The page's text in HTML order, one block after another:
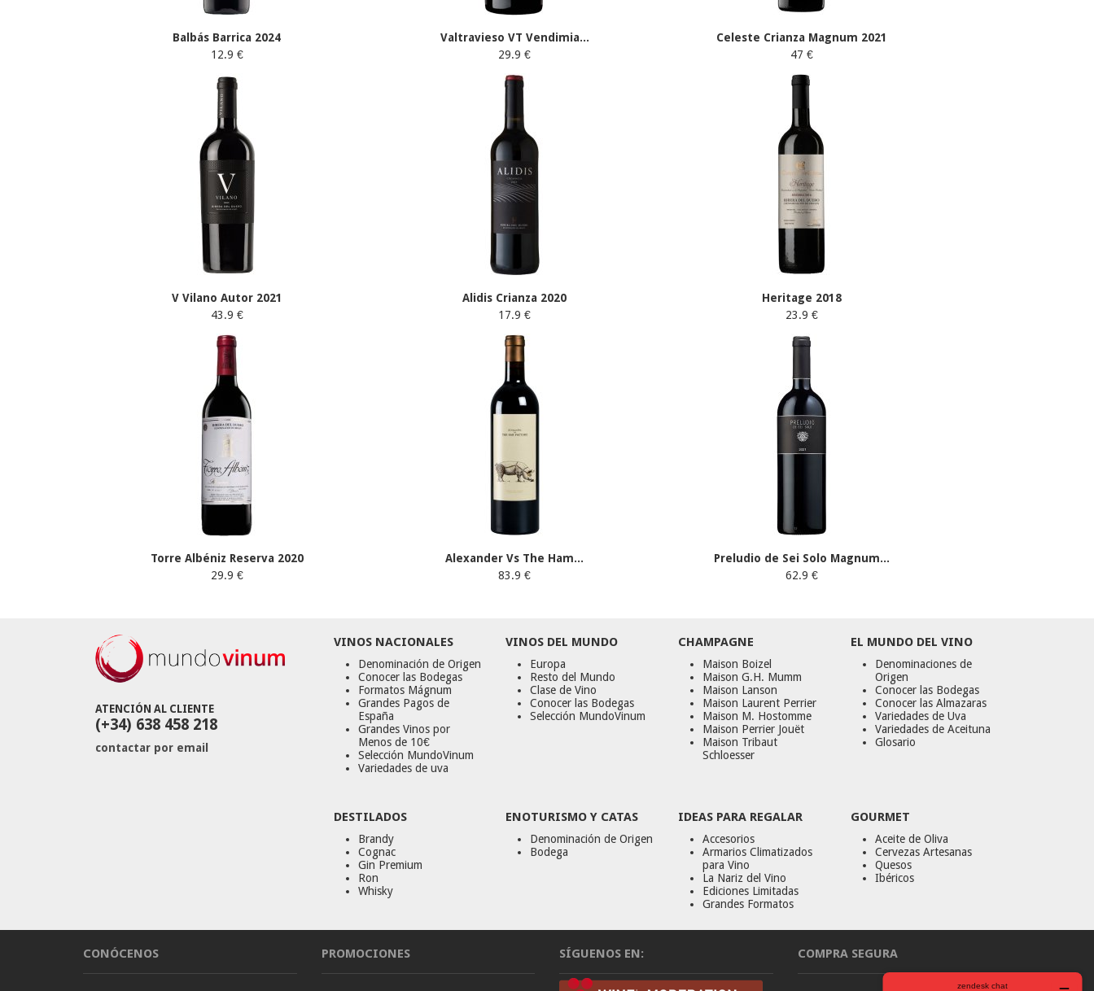
Balbás Barrica 2024
12.9 €
Valtravieso VT Vendimia...
29.9 €
Celeste Crianza Magnum 2021
47 €
V Vilano Autor 2021
43.9 €
Alidis Crianza 2020
17.9 €
Heritage 2018
23.9 €
Torre Albéniz Reserva 2020
29.9 €
Alexander Vs The Ham...
83.9 €
Preludio de Sei Solo Magnum...
62.9 €
ATENCIÓN AL CLIENTE
(+34) 638 458 218
contactar por email
VINOS NACIONALES
Denominación de Origen
Conocer las Bodegas
Formatos Mágnum
Grandes Pagos de
España
Grandes Vinos por
Menos de 10€
Selección MundoVinum
Variedades de uva
VINOS DEL MUNDO
Europa
Resto del Mundo
Clase de Vino
Conocer las Bodegas
Selección MundoVinum
CHAMPAGNE
Maison Boizel
Maison G.H. Mumm
Maison Lanson
Maison Laurent Perrier
Maison M. Hostomme
Maison Perrier Jouët
Maison Tribaut
Schloesser
EL MUNDO DEL VINO
Denominaciones de
Origen
Conocer las Bodegas
Conocer las Almazaras
Variedades de Uva
Variedades de Aceituna
Glosario
DESTILADOS
Brandy
Cognac
Gin Premium
Ron
Whisky
ENOTURISMO Y CATAS
Denominación de Origen
Bodega
IDEAS PARA REGALAR
Accesorios
Armarios Climatizados
para Vino
La Nariz del Vino
Ediciones Limitadas
Grandes Formatos
GOURMET
Aceite de Oliva
Cervezas Artesanas
Quesos
Ibéricos
CONÓCENOS PROMOCIONES SÍGUENOS EN: COMPRA SEGURA